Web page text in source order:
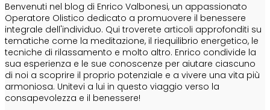
Benvenuti nel blog di Enrico Valbonesi, un appassionato
Operatore Olistico dedicato a promuovere il benessere
integrale dell'individuo. Qui troverete articoli approfonditi su
tematiche come la meditazione, il riequilibrio energetico, le
tecniche di rilassamento e molto altro. Enrico condivide la
sua esperienza e le sue conoscenze per aiutare ciascuno
di noi a scoprire il proprio potenziale e a vivere una vita più
armoniosa. Unitevi a lui in questo viaggio verso la
consapevolezza e il benessere!